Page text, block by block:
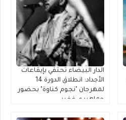
الدار البيضاء تحتفي بإيقاعات
الأجداد: انطلاق الدورة 14
لمهرجان "نجوم كناوة" بحضور
جماهيري غفير